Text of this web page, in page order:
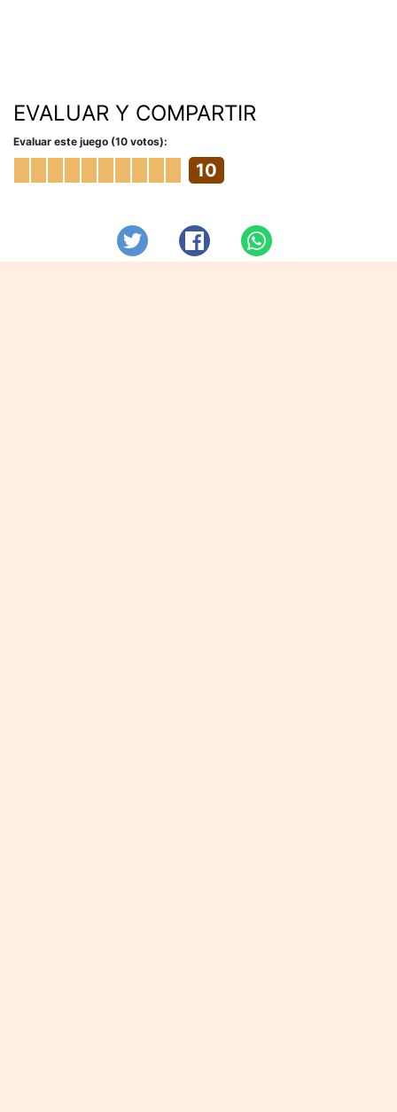
EVALUAR Y COMPARTIR
Evaluar este juego (10 votos):
10